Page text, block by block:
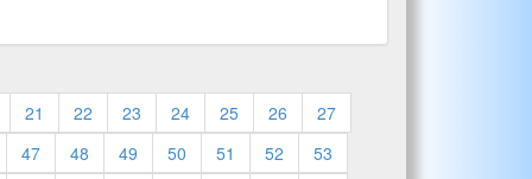
21 22 23 24 25 26
27
47 48 49 50 51 52
53